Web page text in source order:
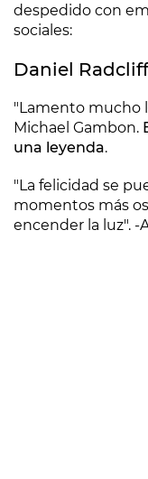
despedido con
sociales:
Daniel
"Lamento mucho
Michael Gambon.
una leyenda.
"La felicidad se
momentos más
encender la luz".